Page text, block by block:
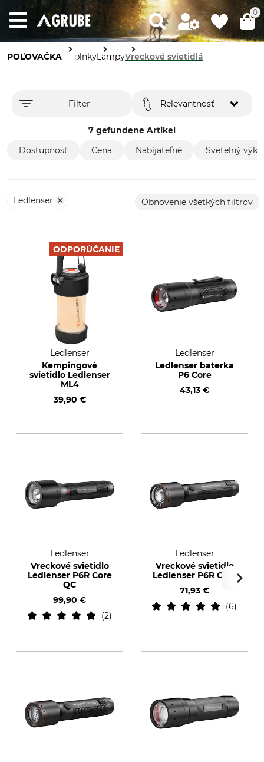
0
POĽOVAČKA DoplnkyLampyVreckové svietidlá
Filter
7 gefundene Artikel
Relevantnosť
Dostupnosť Cena Nabíjateľné Svetelný
Ledlenser Obnovenie všetkých filtrov
ODPORÚČANIE
Ledlenser
Kempingové
svietidlo Ledlenser
ML4
39,90 €
Ledlenser
Ledlenser baterka
P6 Core
43,13 €
Ledlenser
Vreckové svietidlo
Ledlenser P6R Core
QC
99,90 €
2
Ledlenser
Vreckové svietidlo
Ledlenser P6R Core
71,93 €
6